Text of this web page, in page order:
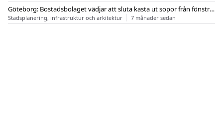
Göteborg: Bostadsbolaget vädjar att sluta kasta ut sopor från fönstren
Stadsplanering, infrastruktur och arkitektur 7 månader sedan